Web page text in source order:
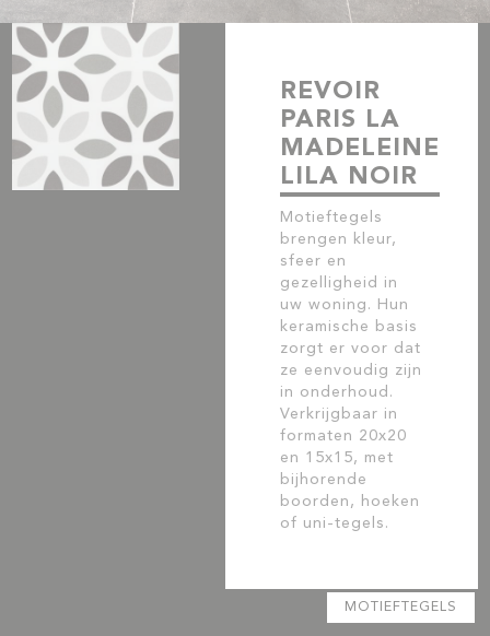
REVOIR
PARIS LA
MADELEINE
LILA NOIR
Motieftegels
brengen kleur,
sfeer en
gezelligheid in
uw woning. Hun
keramische basis
zorgt er voor dat
ze eenvoudig zijn
in onderhoud.
Verkrijgbaar in
formaten 20x20
en 15x15, met
bijhorende
boorden, hoeken
of uni-tegels.
MOTIEFTEGELS